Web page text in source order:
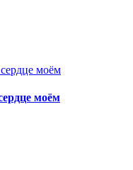
моём